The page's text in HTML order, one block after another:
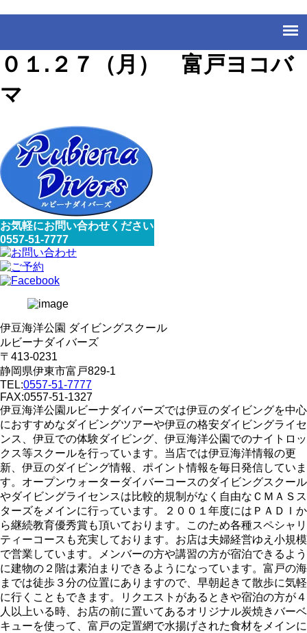
０１.２７（月） 富戸ヨコバ
マ
お気軽にお問い合わせください
0557-51-7777
伊豆海洋公園 ダイビングスクール
ルビーナダイバーズ
〒413-0231
静岡県伊東市富戸829-1
TEL:0557-51-7777
FAX:0557-51-1327
伊豆海洋公園ルビーナダイバーズでは伊豆のダイビングを中心
におすすめなダイビングツアーや伊豆の格安ダイビングライセ
ンス、伊豆での体験ダイビング、伊豆海洋公園でのナイトロッ
クス等スクールを行っています。当店では伊豆海洋情報の更
新、伊豆のダイビング情報、ポイント情報を毎日発信していま
す。オープンウォーターダイバーコースのダイビングスクール
やダイビングライセンスは比較的規制がなく自由なＣＭＡＳス
ターズをメインに行っています。２００１年度にはＰＡＤＩか
ら継続教育優秀賞も頂いております。このため各種スペシャリ
ティーコースも充実しております。お店は夫婦経営ゆえ小規模
で営業しています。メンバーの方や講習の方が宿泊できるよう
に建物の２階は素泊まりできるようになっています。富戸の海
までは徒歩３分の位置にありますので、早朝起きて散歩に気軽
に行くこともできます。リクエストがあるときや宿泊の方が４
人以上いる時、お店の前に置いてあるオリジナル炭焼きバーベ
キューを使って、富戸の定置網で水揚げされた食材をメインに